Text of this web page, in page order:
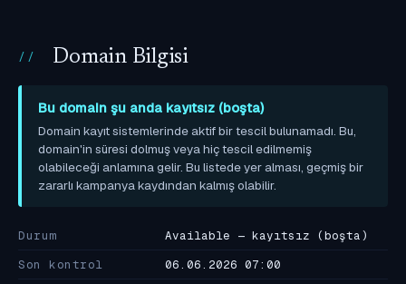
Domain Bilgisi
Bu domain şu anda kayıtsız (boşta)
Domain kayıt sistemlerinde aktif bir tescil bulunamadı. Bu,
domain'in süresi dolmuş veya hiç tescil edilmemiş
olabileceği anlamına gelir. Bu listede yer alması, geçmiş bir
zararlı kampanya kaydından kalmış olabilir.
Durum
Available — kayıtsız (boşta)
Son kontrol
06.06.2026 07:00